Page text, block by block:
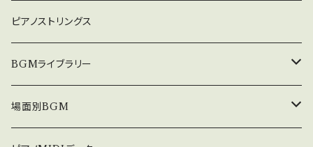
癒しのピアノ
中北利男 夢シリーズ
５０８曲シリーズ
ピアノストリングス
BGMライブラリー
オルゴール
場面別BGM